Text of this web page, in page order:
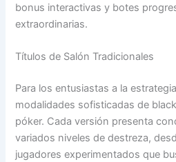
bonus interactivas y botes
extraordinarias.
Títulos de Salón Tradicionales
Para los entusiastas a la
modalidades sofisticadas de
póker. Cada versión presenta
variados niveles de destreza,
jugadores experimentados que